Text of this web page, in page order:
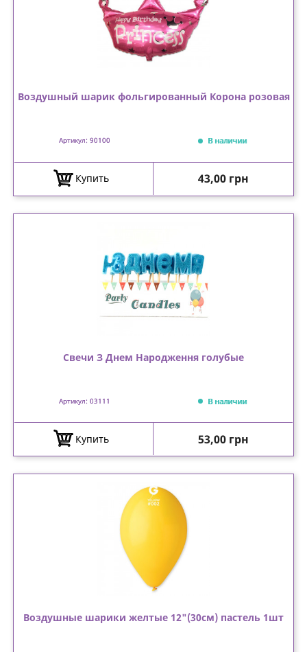
Воздушный шарик фольгированный Корона розовая
Артикул: 90100 В наличии
Купить Цена
43,00 грн
Свечи З Днем Народження голубые
Артикул: 03111 В наличии
Купить Цена
53,00 грн
Воздушные шарики желтые 12"(30см) пастель 1шт